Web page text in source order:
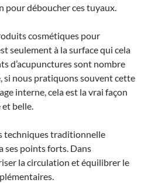
pour déboucher ces tuyaux.
cosmétiques pour
seulement à la surface qui cela
d’acupunctures sont nombre
si nous pratiquons souvent cette
interne, cela est la vrai façon
belle.
techniques traditionnelle
ses points forts. Dans
la circulation et équilibrer le